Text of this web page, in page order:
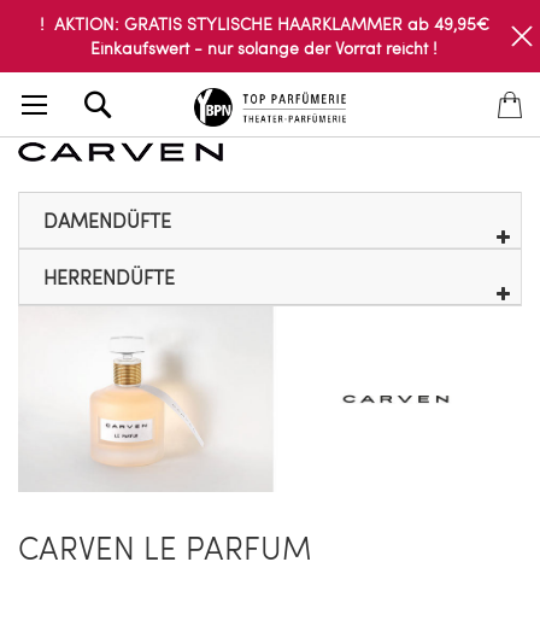
! AKTION: GRATIS STYLISCHE HAARKLAMMER ab 49,95€
Einkaufswert - nur solange der Vorrat reicht !
DAMENDÜFTE
HERRENDÜFTE
CARVEN LE PARFUM